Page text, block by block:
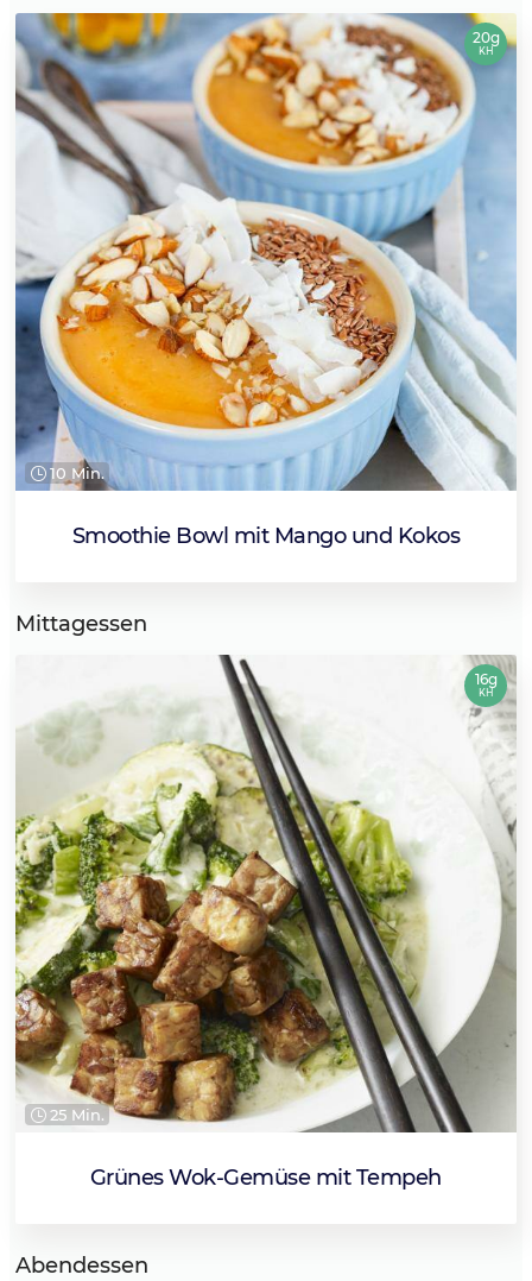
10 Min.
Smoothie Bowl mit Mango und Kokos
20g
KH
Mittagessen
25 Min.
Grünes Wok-Gemüse mit Tempeh
16g
KH
Abendessen